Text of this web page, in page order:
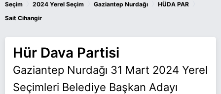
Seçim 2024 Yerel Seçim Gaziantep Nurdağı HÜDA PAR
Sait Cihangir
Hür Dava Partisi
Gaziantep Nurdağı 31 Mart 2024 Yerel
Seçimleri Belediye Başkan Adayı